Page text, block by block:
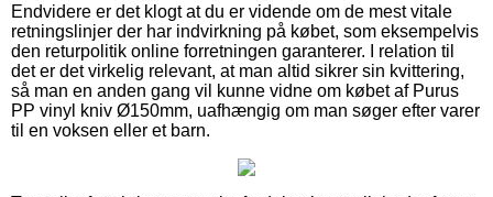
Endvidere er det klogt at du er vidende om de mest vitale
retningslinjer der har indvirkning på købet, som eksempelvis
den returpolitik online forretningen garanterer. I relation til
det er det virkelig relevant, at man altid sikrer sin kvittering,
så man en anden gang vil kunne vidne om købet af Purus
PP vinyl kniv Ø150mm, uafhængig om man søger efter varer
til en voksen eller et barn.